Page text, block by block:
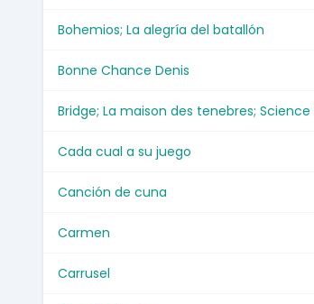
Bohemios; La alegría del batallón
Bonne Chance Denis
Bridge; La maison des tenebres;
Cada cual a su juego
Canción de cuna
Carmen
Carrusel